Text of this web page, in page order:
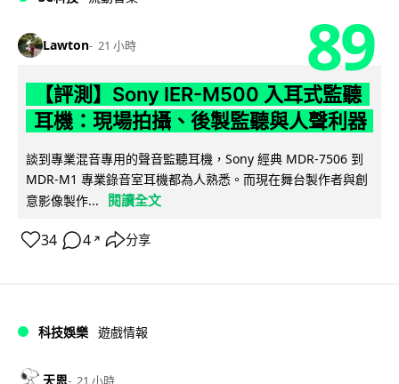
Lawton 21 小時 89
【評測】Sony IER-M500 入耳式監聽
耳機：現場拍攝、後製監聽與人聲利器
談到專業混音專用的聲音監聽耳機，Sony 經典 MDR-7506 到
MDR-M1 專業錄音室耳機都為人熟悉。而現在舞台製作者與創
意影像製作...
閱讀全文
34 4 ↗ 分享
科技娛樂 遊戲情報
天恩 21 小時